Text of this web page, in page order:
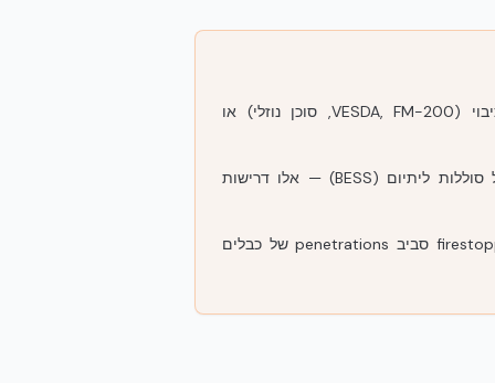
אינו מחליף מערכות גילוי, כיבוי (VESDA, FM-200, סוכן נוזלי) או
אינו מטפל בעומסי הצתה של סוללות ליתיום (BESS) — אלו דרישות
אינו מבטל את הצורך ב-firestopping סביב penetrations של כבלים